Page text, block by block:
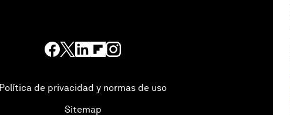
Política de privacidad y normas de uso
Sitemap